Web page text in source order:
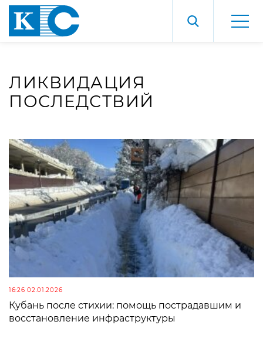
ЛИКВИДАЦИЯ
ПОСЛЕДСТВИЙ
16:26 02.01.2026
Кубань после стихии: помощь пострадавшим и
восстановление инфраструктуры